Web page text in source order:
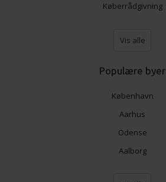
Køberrådgivning
Vis alle
Populære byer
København
Aarhus
Odense
Aalborg